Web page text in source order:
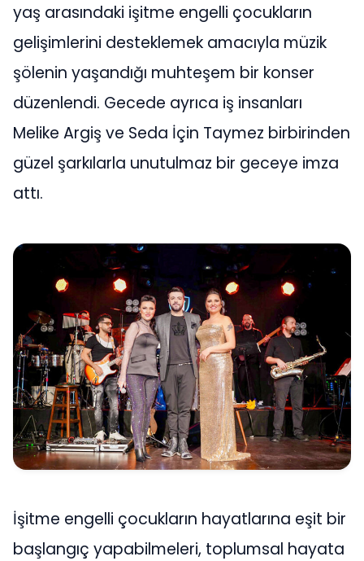
yaş arasındaki işitme engelli çocukların
gelişimlerini desteklemek amacıyla müzik
şölenin yaşandığı muhteşem bir konser
düzenlendi. Gecede ayrıca iş insanları
Melike Argiş ve Seda İçin Taymez birbirinden
güzel şarkılarla unutulmaz bir geceye imza
attı.
İşitme engelli çocukların hayatlarına eşit bir
başlangıç yapabilmeleri, toplumsal hayata